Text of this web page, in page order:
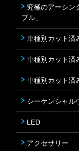
究極のアーシン
ブル」
車種別カット済
車種別カット済
車種別カット済
シーケンシャル
LED
アクセサリー